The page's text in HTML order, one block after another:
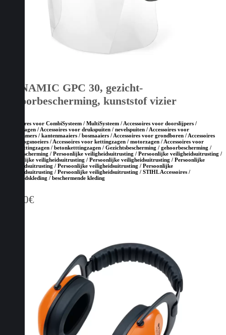
DYNAMIC GPC 30, gezicht-
gehoorbescherming, kunststof vizier
Accessoires voor CombiSysteem / MultiSysteem / Accessoires voor doorslijpers /
bandenzagen / Accessoires voor drukspuiten / nevelspuiten / Accessoires voor
grastrimmers / kantenmaaiers / bosmaaiers / Accessoires voor grondboren / Accessoires
voor hoogsnoeiers / Accessoires voor kettingzagen / motorzagen / Accessoires voor
steenketttingzagen / betonketttingzagen / Gezichtsbescherming / gehoorbescherming /
hoofdbescherming / Persoonlijke veiligheidsuitrusting / Persoonlijke veiligheidsuitrusting /
Persoonlijke veiligheidsuitrusting / Persoonlijke veiligheidsuitrusting / Persoonlijke
veiligheidsuitrusting / Persoonlijke veiligheidsuitrusting / Persoonlijke
veiligheidsuitrusting / Persoonlijke veiligheidsuitrusting / STIHL Accessoires /
Veiligheidskleding / beschermende kleding
60,00€